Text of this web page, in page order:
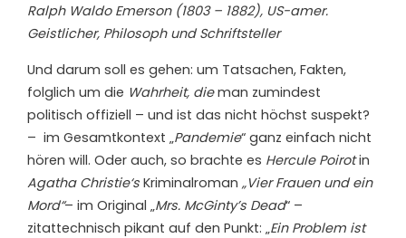
Ralph Waldo Emerson (1803 – 1882), US-amer.
Geistlicher, Philosoph und Schriftsteller
Und darum soll es gehen: um Tatsachen, Fakten,
folglich um die Wahrheit, dieman zumindest
politisch offiziell – und ist das nicht höchst suspekt?
– im Gesamtkontext „Pandemie“ ganz einfach nicht
hören will. Oder auch, so brachte es Hercule Poirotin
Agatha Christie‘s Kriminalroman „Vier Frauen und ein
Mord“– im Original „Mrs. McGinty’s Dead“ –
zitattechnisch pikant auf den Punkt: „Ein Problem ist